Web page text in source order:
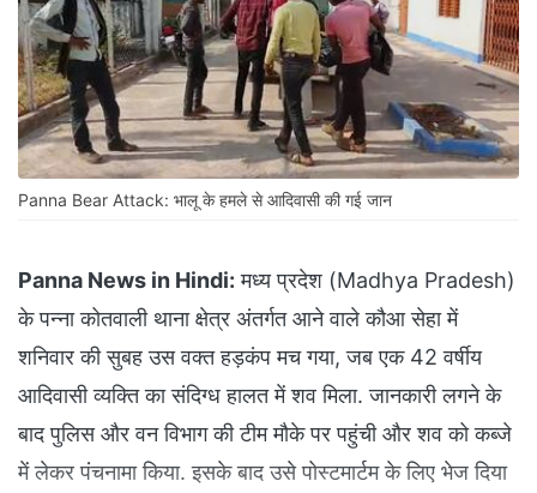
Panna Bear Attack: भालू के हमले से आदिवासी की गई जान
Panna News in Hindi: मध्य प्रदेश (Madhya Pradesh)
के पन्ना कोतवाली थाना क्षेत्र अंतर्गत आने वाले कौआ सेहा में
शनिवार की सुबह उस वक्त हड़कंप मच गया, जब एक 42 वर्षीय
आदिवासी व्यक्ति का संदिग्ध हालत में शव मिला. जानकारी लगने के
बाद पुलिस और वन विभाग की टीम मौके पर पहुंची और शव को कब्जे
में लेकर पंचनामा किया. इसके बाद उसे पोस्टमार्टम के लिए भेज दिया